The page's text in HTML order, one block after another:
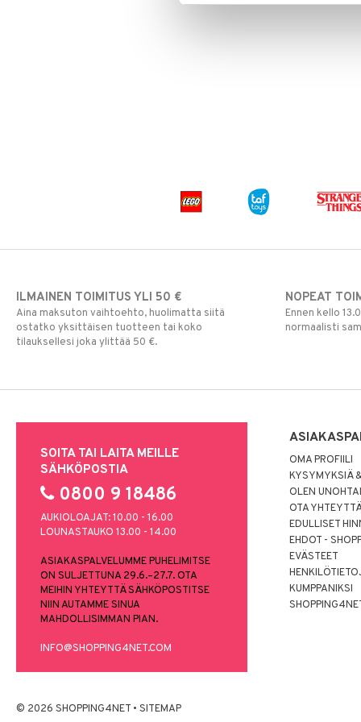
ILMAINEN TOIMITUS YLI 50 €
Aina maksuton vaihtoehto, huolimatta siitä
ostatko yksittäisen tuotteen tai koko
tilauksellesi joka ylittää 50 €.
NOPEAT
Ennen kello
normaalisti
SOITA TAI LAITA MEILLE
SÄHKÖPOSTIA
0800 9 18486
AUKIOLOAJAT: 10.00 - 16.00
LOUNASTAUKO 13.00 - 14.00
ASIAKASPALVELUMME PUHELIMITSE
ON SULJETTUNA 29.6.–27.7. OTA
MEIHIN YHTEYTTÄ SÄHKÖPOSTITSE
NIIN AUTAMME SINUA
MAHDOLLISIMMAN PIAN.
INFO@SHOPPING4NET.COM
OMA PROFIILI
KYSYMYKSIÄ
OLEN
OTA
EDULLISET
EHDOT -
EVÄSTEET
KUMPPANIKSI
© 2026 SHOPPING4NET • SITEMAP